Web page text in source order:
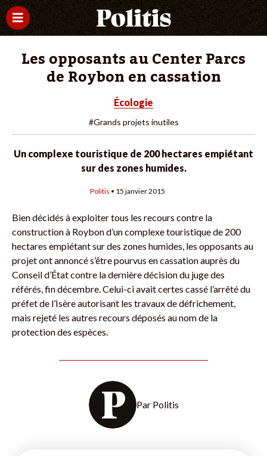
Les opposants au Center Parcs
de Roybon en cassation
Écologie
#Grands projets inutiles
Un complexe touristique de 200 hectares empiétant
sur des zones humides.
Politis • 15 janvier 2015
Bien décidés à exploiter tous les recours contre la
construction à Roybon d’un complexe touristique de 200
hectares empiétant sur des zones humides, les opposants au
projet ont annoncé s’être pourvus en cassation auprès du
Conseil d’État contre la dernière décision du juge des
référés, fin décembre. Celui-ci avait certes cassé l’arrêté du
préfet de l’Isère autorisant les travaux de défrichement,
mais rejeté les autres recours déposés au nom de la
protection des espèces.
Par Politis